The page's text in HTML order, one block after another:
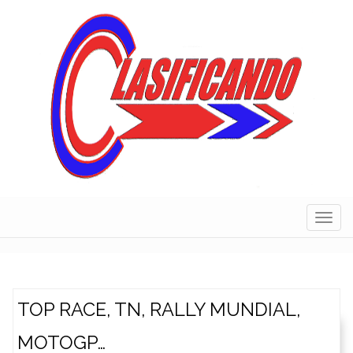
TOP RACE, TN, RALLY MUNDIAL,
MOTOGP…